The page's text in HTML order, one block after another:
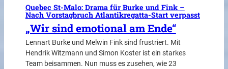
Quebec St-Malo: Drama für Burke und Fink –
Nach Vorstagbruch Atlantikregatta-Start verpasst
„Wir sind emotional am Ende“
Lennart Burke und Melwin Fink sind frustriert. Mit
Hendrik Witzmann und Simon Koster ist ein starkes
Team beisammen. Nun muss es zusehen, wie 23